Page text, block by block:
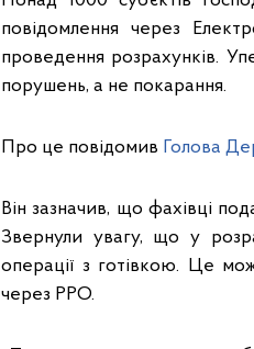
повідомлення через
проведення розрахунків.
порушень, а не покарання.
Про це повідомив Голова
Він зазначив, що фахівці
Звернули увагу, що у
операції з готівкою. Це
через РРО.